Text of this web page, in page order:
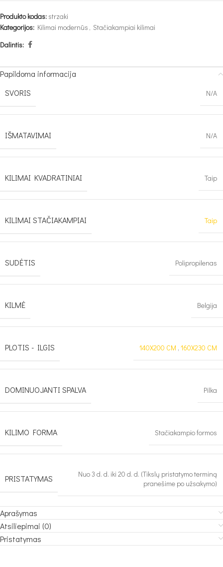
Produkto kodas: strzaki
Kategorijos: Kilimai modernūs , Stačiakampiai kilimai
Dalintis:
Papildoma informacija
SVORIS
N/A
IŠMATAVIMAI N/A
KILIMAI KVADRATINIAI Taip
KILIMAI STAČIAKAMPIAI Taip
SUDĖTIS Polipropilenas
KILMĖ Belgija
PLOTIS - ILGIS 140X200 CM , 160X230 CM
DOMINUOJANTI SPALVA Pilka
KILIMO FORMA Stačiakampio formos
PRISTATYMAS
Nuo 3 d. d. iki 20 d. d. (Tikslų pristatymo terminą
pranešime po užsakymo)
Aprašymas
Atsiliepimai (0)
Pristatymas